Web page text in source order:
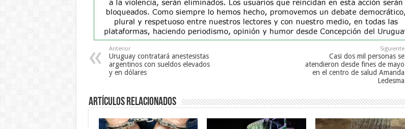
Anterior
Uruguay contratará anestesistas
argentinos con sueldos elevados
y en dólares
Siguiente
Casi dos mil personas se
atendieron desde fines de mayo
en el centro de salud Amanda
Ledesma
Artículos Relacionados